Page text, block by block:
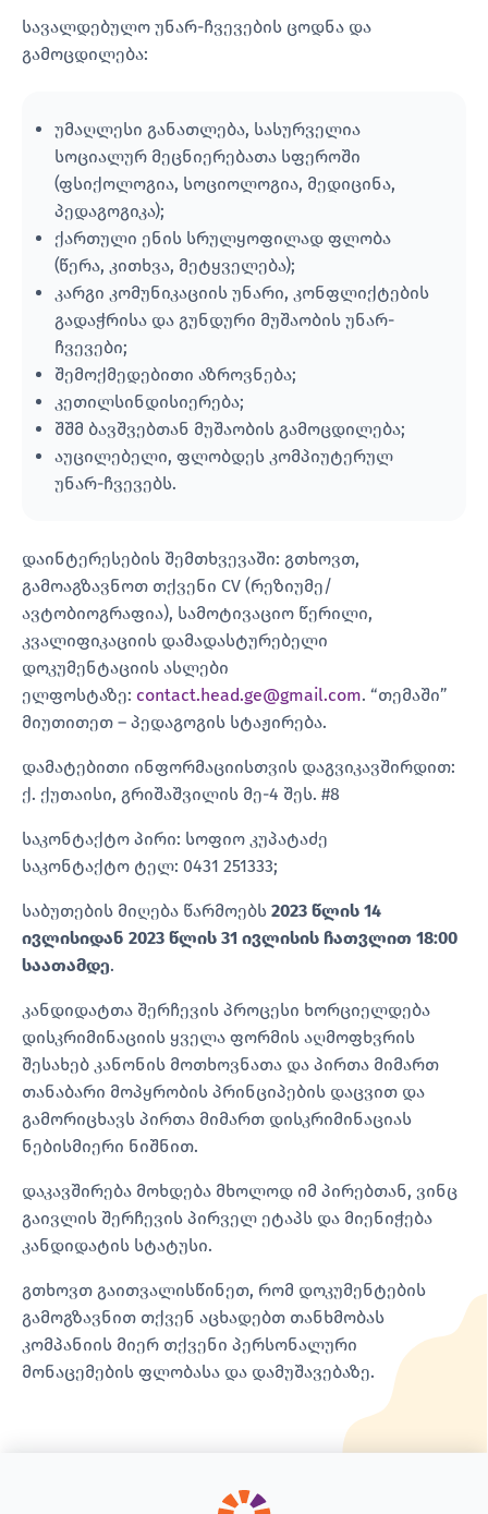
სავალდებულო უნარ-ჩვევების ცოდნა და
გამოცდილება:
უმაღლესი განათლება, სასურველია
სოციალურ მეცნიერებათა სფეროში
(ფსიქოლოგია, სოციოლოგია, მედიცინა,
პედაგოგიკა);
ქართული ენის სრულყოფილად ფლობა
(წერა, კითხვა, მეტყველება);
კარგი კომუნიკაციის უნარი, კონფლიქტების
გადაჭრისა და გუნდური მუშაობის უნარ-
ჩვევები;
შემოქმედებითი აზროვნება;
კეთილსინდისიერება;
შშმ ბავშვებთან მუშაობის გამოცდილება;
აუცილებელი, ფლობდეს კომპიუტერულ
უნარ-ჩვევებს.
დაინტერესების შემთხვევაში: გთხოვთ,
გამოაგზავნოთ თქვენი CV (რეზიუმე/
ავტობიოგრაფია), სამოტივაციო წერილი,
კვალიფიკაციის დამადასტურებელი
დოკუმენტაციის ასლები
ელფოსტაზე: contact.head.ge@gmail.com. “თემაში”
მიუთითეთ – პედაგოგის სტაჟირება.
დამატებითი ინფორმაციისთვის დაგვიკავშირდით:
ქ. ქუთაისი, გრიშაშვილის მე-4 შეს. #8
საკონტაქტო პირი: სოფიო კუპატაძე
საკონტაქტო ტელ: 0431 251333;
საბუთების მიღება წარმოებს 2023 წლის 14
ივლისიდან 2023 წლის 31 ივლისის ჩათვლით 18:00
საათამდე.
კანდიდატთა შერჩევის პროცესი ხორციელდება
დისკრიმინაციის ყველა ფორმის აღმოფხვრის
შესახებ კანონის მოთხოვნათა და პირთა მიმართ
თანაბარი მოპყრობის პრინციპების დაცვით და
გამორიცხავს პირთა მიმართ დისკრიმინაციას
ნებისმიერი ნიშნით.
დაკავშირება მოხდება მხოლოდ იმ პირებთან, ვინც
გაივლის შერჩევის პირველ ეტაპს და მიენიჭება
კანდიდატის სტატუსი.
გთხოვთ გაითვალისწინეთ, რომ დოკუმენტების
გამოგზავნით თქვენ აცხადებთ თანხმობას
კომპანიის მიერ თქვენი პერსონალური
მონაცემების ფლობასა და დამუშავებაზე.